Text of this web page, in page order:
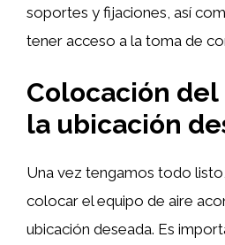
soportes y fijaciones, así
tener acceso a la toma de
Colocación
la ubicación
Una vez tengamos todo
colocar el equipo de aire
ubicación deseada. Es